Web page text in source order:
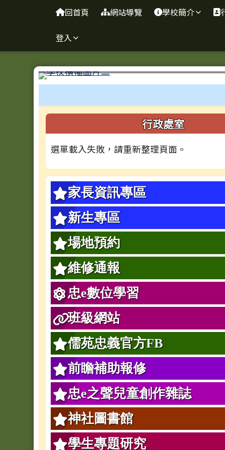
台南市忠義國小全球資
回首頁 網站導覽 學校簡介
登入
左邊區域內容行政處室
選單載入失敗，請重新整理頁面。
家長資訊專區
新生專區
場地預約
維修通報
忠e數位學習
班級網站
儒苑忠義官方FB
前瞻補助報修
忠e之聲兒童創作雜誌
神社圖書館
學生專題研究
頁尾區域